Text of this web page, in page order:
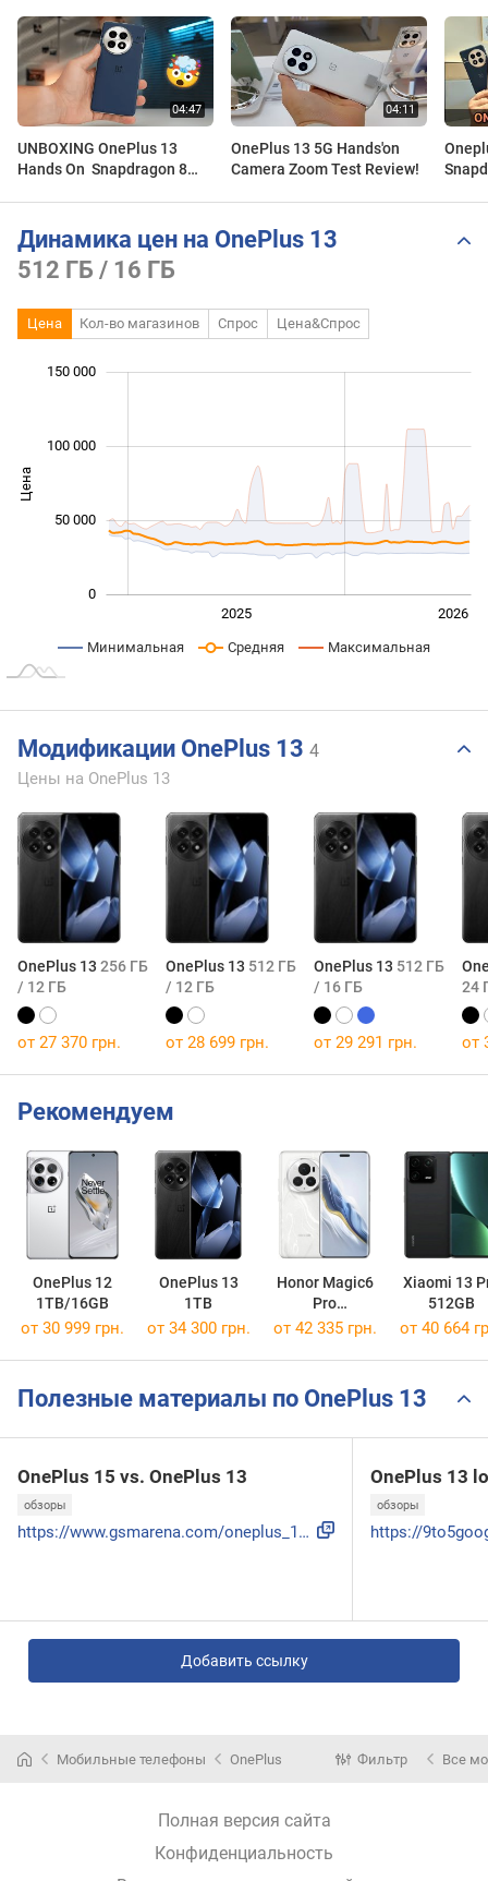
UNBOXING OnePlus 13
Hands On ‎️‍ Snapdragon 8
OnePlus 13 5G Hands'on
Camera Zoom Test Review!
Динамика цен на OnePlus 13
512 ГБ / 16 ГБ
Цена Кол-во магазинов Спрос Цена&Спрос
Цена
0
150 000
100 000
50 000
2025 2026
Минимальная Средняя Максимальная
Модификации OnePlus 13 4
Цены на OnePlus 13
OnePlus 13 256 ГБ
/ 12 ГБ
OnePlus 13 512 ГБ
/ 12 ГБ
OnePlus 13 512 ГБ
/ 16 ГБ
24
от 27 370 грн. от 28 699 грн. от 29 291 грн. от
Рекомендуем
OnePlus 12
1TB/16GB
OnePlus 13
1TB
Honor Magic6
Pro
512GB/16GB
Xiaomi 13
512GB
от 30 999 грн. от 34 300 грн. от 42 335 грн. от 40 664
Полезные материалы по OnePlus 13
OnePlus 15 vs. OnePlus 13
обзоры
https://www.gsmarena.com/oneplus_15_vs_oneplus_13_review_ba...
OnePlus 13
обзоры
Добавить ссылку
Мобильные телефоны OnePlus Фильтр Все
Полная версия сайта
Конфиденциальность